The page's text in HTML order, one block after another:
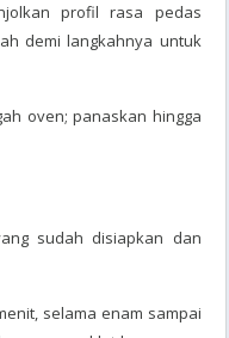
profil rasa pedas
demi langkahnya untuk
oven; panaskan hingga
sudah disiapkan dan
selama enam sampai